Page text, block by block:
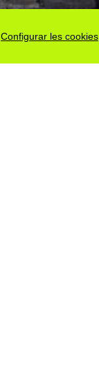
Configurar les cookies